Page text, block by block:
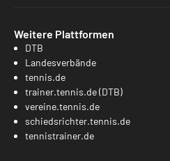
Weitere Plattformen
DTB
Landesverbände
tennis.de
trainer.tennis.de (DTB)
vereine.tennis.de
schiedsrichter.tennis.de
tennistrainer.de